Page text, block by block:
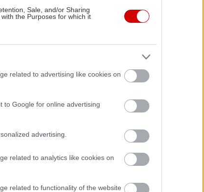
Sale, and/or Sharing
the Purposes for which it
related to advertising like cookies on
to Google for online advertising
advertising.
related to analytics like cookies on
related to functionality of the website